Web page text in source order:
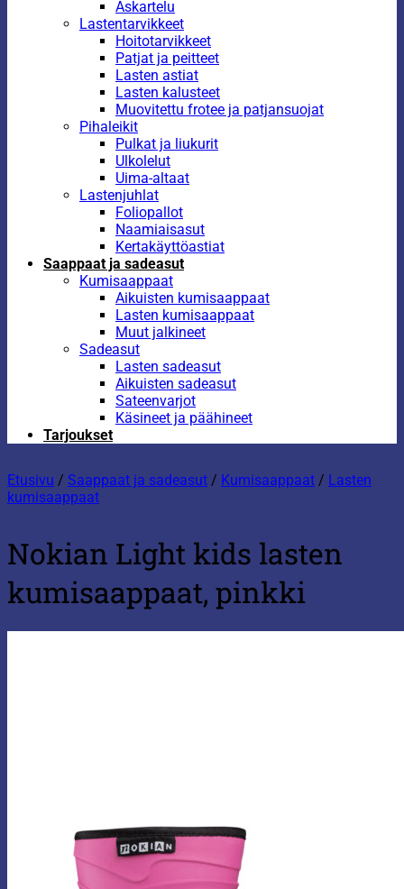
Askartelu
Lastentarvikkeet
Hoitotarvikkeet
Patjat ja peitteet
Lasten astiat
Lasten kalusteet
Muovitettu frotee ja patjansuojat
Pihaleikit
Pulkat ja liukurit
Ulkolelut
Uima-altaat
Lastenjuhlat
Foliopallot
Naamiaisasut
Kertakäyttöastiat
Saappaat ja sadeasut
Kumisaappaat
Aikuisten kumisaappaat
Lasten kumisaappaat
Muut jalkineet
Sadeasut
Lasten sadeasut
Aikuisten sadeasut
Sateenvarjot
Käsineet ja päähineet
Tarjoukset
Etusivu / Saappaat ja sadeasut / Kumisaappaat / Lasten
kumisaappaat
Nokian Light kids lasten
kumisaappaat, pinkki